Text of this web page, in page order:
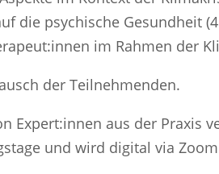
die psychische Gesundheit (4
im Rahmen der
der Teilnehmenden.
Expert:innen aus der Praxis
und wird digital via